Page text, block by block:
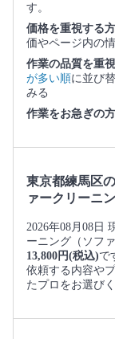
す。
価格を重視する方
価やページ内の
作業の品質を重
が多い順に並び
みる
作業をお急ぎの方
東京都練馬区
ァークリーニ
2026年08月08日
ーニング（ソフ
13,800円(税込)で
依頼する内容や
たプロをお選びく